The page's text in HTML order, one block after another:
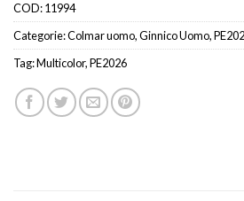
COD:11994
Categorie:Colmar uomo,Ginnico Uomo,
Tag:Multicolor,PE2026